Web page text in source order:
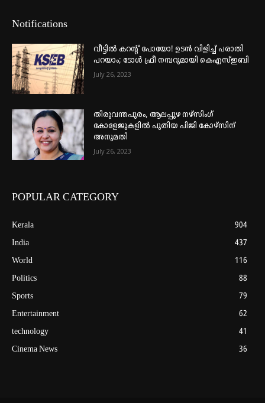
Notifications
വീട്ടില്‍ കറന്റ് പോയോ! ഉടന്‍ വിളിച്ച് പരാതി
പറയാം; ടോള്‍ ഫ്രീ നമ്പറുമായി കെഎസ്ഇബി
July 26, 2023
തിരുവന്തപുരം, ആലപ്പുഴ നഴ്‌സിംഗ്
കോളേജുകളില്‍ പുതിയ പിജി കോഴ്‌സിന്
അനുമതി
July 26, 2023
POPULAR CATEGORY
Kerala
904
India
437
World
116
Politics
88
Sports
79
Entertainment
62
technology
41
Cinema News
36